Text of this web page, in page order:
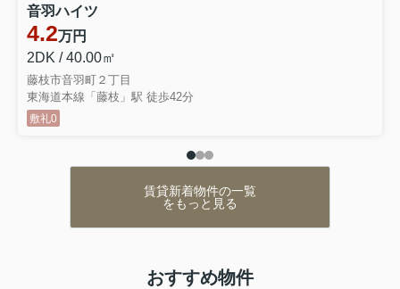
3.5万円
静岡県焼津市石津中町
東海道本線 焼津駅 徒歩53分
レオパレスミコノス
3.5万円
東海道本線 焼津駅 徒歩53分
東海道本線 焼津駅 徒歩53分
音羽ハイツ
4.2万円
2DK / 40.00㎡
藤枝市音羽町２丁目
東海道本線「藤枝」駅 徒歩42分
敷礼0
賃貸新着物件の一覧
をもっと見る
おすすめ物件